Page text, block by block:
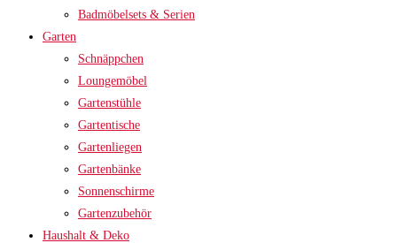
Badmöbelsets & Serien
Garten
Schnäppchen
Loungemöbel
Gartenstühle
Gartentische
Gartenliegen
Gartenbänke
Sonnenschirme
Gartenzubehör
Haushalt & Deko